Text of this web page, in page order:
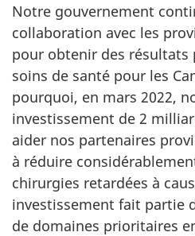
Notre gouvernement
collaboration avec les
pour obtenir des
soins de santé pour les
pourquoi, en mars 2022,
investissement de 2
aider nos partenaires
à réduire
chirurgies retardées à
investissement fait partie
de domaines prioritaires